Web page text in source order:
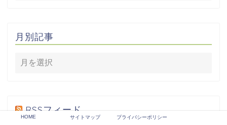
月別記事
RSSフィード
HOME サイトマップ プライバシーポリシー